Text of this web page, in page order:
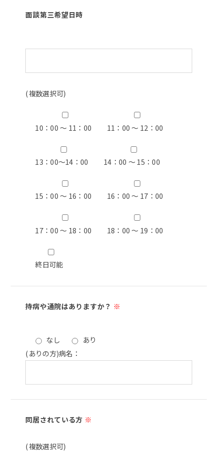
面談第三希望日時
(複数選択可)
10：00 ～ 11：00 11：00 ～ 12：00
13：00〜14：00 14：00 ～ 15：00
15：00 ～ 16：00 16：00 ～ 17：00
17：00 ～ 18：00 18：00 ～ 19：00
終日可能
持病や通院はありますか？ ※
なし
あり
(ありの方)病名：
同居されている方 ※
(複数選択可)